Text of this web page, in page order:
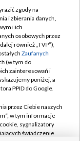
zgody na
i zbierania danych,
i ich
osobowych przez
również „TVP”),
Zaufanych
(w tym do
zainteresowań i
poniżej, a
PPID do Google.
przez Ciebie naszych
w tym informacje
sygnalizatory
świadczenie